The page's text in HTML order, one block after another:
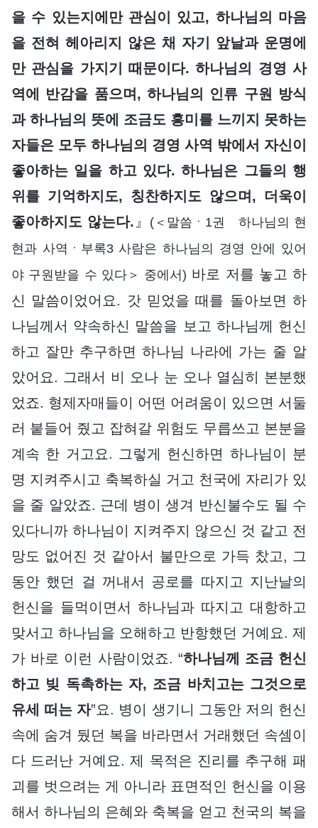
을 수 있는지에만 관심이 있고, 하나님의 마음
을 전혀 헤아리지 않은 채 자기 앞날과 운명에
만 관심을 가지기 때문이다. 하나님의 경영 사
역에 반감을 품으며, 하나님의 인류 구원 방식
과 하나님의 뜻에 조금도 흥미를 느끼지 못하는
자들은 모두 하나님의 경영 사역 밖에서 자신이
좋아하는 일을 하고 있다. 하나님은 그들의 행
위를 기억하지도, 칭찬하지도 않으며, 더욱이
좋아하지도 않는다. 』
(＜말씀ㆍ1권 하나님의 현
현과 사역ㆍ부록3 사람은 하나님의 경영 안에 있어
야 구원받을 수 있다＞ 중에서) 바로 저를 놓고 하
신 말씀이었어요. 갓 믿었을 때를 돌아보면 하
나님께서 약속하신 말씀을 보고 하나님께 헌신
하고 잘만 추구하면 하나님 나라에 가는 줄 알
았어요. 그래서 비 오나 눈 오나 열심히 본분했
었죠. 형제자매들이 어떤 어려움이 있으면 서둘
러 붙들어 줬고 잡혀갈 위험도 무릅쓰고 본분을
계속 한 거고요. 그렇게 헌신하면 하나님이 분
명 지켜주시고 축복하실 거고 천국에 자리가 있
을 줄 알았죠. 근데 병이 생겨 반신불수도 될 수
있다니까 하나님이 지켜주지 않으신 것 같고 전
망도 없어진 것 같아서 불만으로 가득 찼고, 그
동안 했던 걸 꺼내서 공로를 따지고 지난날의
헌신을 들먹이면서 하나님과 따지고 대항하고
맞서고 하나님을 오해하고 반항했던 거예요. 제
가 바로 이런 사람이었죠. “하나님께 조금 헌신
하고 빚 독촉하는 자, 조금 바치고는 그것으로
유세 떠는 자”요. 병이 생기니 그동안 저의 헌신
속에 숨겨 뒀던 복을 바라면서 거래했던 속셈이
다 드러난 거예요. 제 목적은 진리를 추구해 패
괴를 벗으려는 게 아니라 표면적인 헌신을 이용
해서 하나님의 은혜와 축복을 얻고 천국의 복을